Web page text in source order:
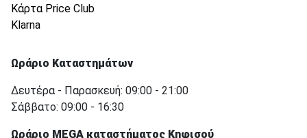
Κάρτα Price Club
Klarna
Ωράριο Καταστημάτων
Δευτέρα - Παρασκευή: 09:00 - 21:00
Σάββατο: 09:00 - 16:30
Ωράριο MEGA καταστήματος Κηφισού